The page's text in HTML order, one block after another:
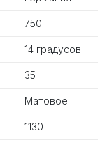
750
14 градусов
35
Матовое
1130